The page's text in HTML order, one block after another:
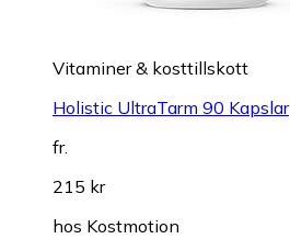
Vitaminer & kosttillskott
Holistic UltraTarm 90 Kapslar
fr.
215 kr
hos Kostmotion